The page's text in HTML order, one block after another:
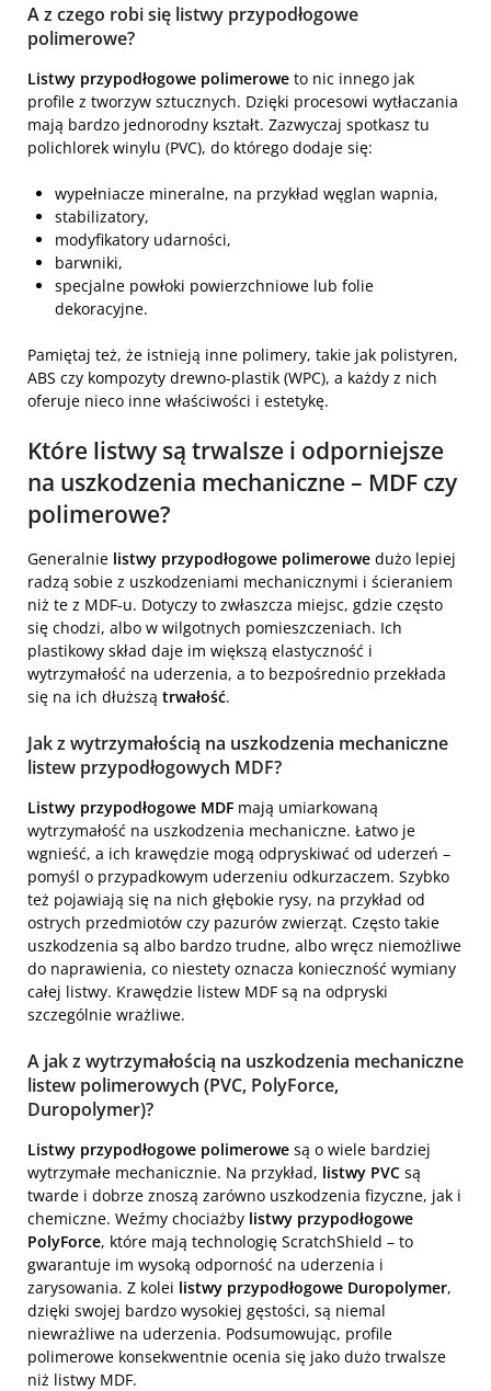
A z czego robi się listwy przypodłogowe
polimerowe?
Listwy przypodłogowe polimerowe to nic innego jak
profile z tworzyw sztucznych. Dzięki procesowi wytłaczania
mają bardzo jednorodny kształt. Zazwyczaj spotkasz tu
polichlorek winylu (PVC), do którego dodaje się:
wypełniacze mineralne, na przykład węglan wapnia,
stabilizatory,
modyfikatory udarności,
barwniki,
specjalne powłoki powierzchniowe lub folie
dekoracyjne.
Pamiętaj też, że istnieją inne polimery, takie jak polistyren,
ABS czy kompozyty drewno-plastik (WPC), a każdy z nich
oferuje nieco inne właściwości i estetykę.
Które listwy są trwalsze i odporniejsze
na uszkodzenia mechaniczne – MDF czy
polimerowe?
Generalnie listwy przypodłogowe polimerowe dużo lepiej
radzą sobie z uszkodzeniami mechanicznymi i ścieraniem
niż te z MDF-u. Dotyczy to zwłaszcza miejsc, gdzie często
się chodzi, albo w wilgotnych pomieszczeniach. Ich
plastikowy skład daje im większą elastyczność i
wytrzymałość na uderzenia, a to bezpośrednio przekłada
się na ich dłuższą trwałość.
Jak z wytrzymałością na uszkodzenia mechaniczne
listew przypodłogowych MDF?
Listwy przypodłogowe MDF mają umiarkowaną
wytrzymałość na uszkodzenia mechaniczne. Łatwo je
wgnieść, a ich krawędzie mogą odpryskiwać od uderzeń –
pomyśl o przypadkowym uderzeniu odkurzaczem. Szybko
też pojawiają się na nich głębokie rysy, na przykład od
ostrych przedmiotów czy pazurów zwierząt. Często takie
uszkodzenia są albo bardzo trudne, albo wręcz niemożliwe
do naprawienia, co niestety oznacza konieczność wymiany
całej listwy. Krawędzie listew MDF są na odpryski
szczególnie wrażliwe.
A jak z wytrzymałością na uszkodzenia mechaniczne
listew polimerowych (PVC, PolyForce,
Duropolymer)?
Listwy przypodłogowe polimerowe są o wiele bardziej
wytrzymałe mechanicznie. Na przykład, listwy PVC są
twarde i dobrze znoszą zarówno uszkodzenia fizyczne, jak i
chemiczne. Weźmy chociażby listwy przypodłogowe
PolyForce, które mają technologię ScratchShield – to
gwarantuje im wysoką odporność na uderzenia i
zarysowania. Z kolei listwy przypodłogowe Duropolymer,
dzięki swojej bardzo wysokiej gęstości, są niemal
niewrażliwe na uderzenia. Podsumowując, profile
polimerowe konsekwentnie ocenia się jako dużo trwalsze
niż listwy MDF.